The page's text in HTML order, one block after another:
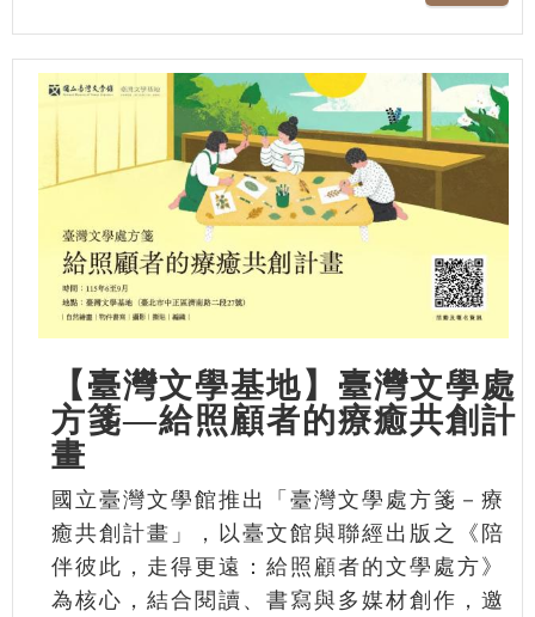
【臺灣文學基地】臺灣文學處
方箋—給照顧者的療癒共創計
畫
國立臺灣文學館推出「臺灣文學處方箋－療
癒共創計畫」，以臺文館與聯經出版之《陪
伴彼此，走得更遠：給照顧者的文學處方》
為核心，結合閱讀、書寫與多媒材創作，邀